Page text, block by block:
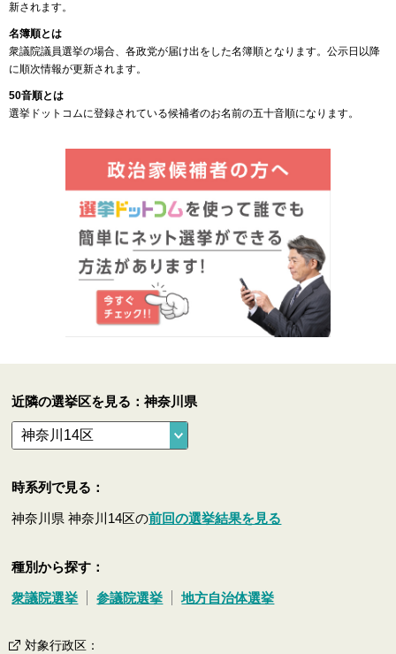
新されます。
名簿順とは
衆議院議員選挙の場合、各政党が届け出をした名簿順となります。公示日以降
に順次情報が更新されます。
50音順とは
選挙ドットコムに登録されている候補者のお名前の五十音順になります。
近隣の選挙区を見る：神奈川県
時系列で見る：
神奈川県 神奈川14区の前回の選挙結果を見る
種別から探す：
衆議院選挙 参議院選挙 地方自治体選挙
対象行政区 ：